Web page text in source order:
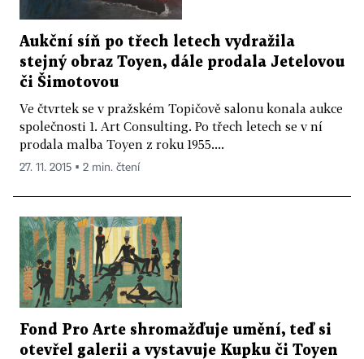
Aukční síň po třech letech vydražila
stejný obraz Toyen, dále prodala Jetelovou
či Šimotovou
Ve čtvrtek se v pražském Topičově salonu konala aukce
společnosti 1. Art Consulting. Po třech letech se v ní
prodala malba Toyen z roku 1955....
27. 11. 2015 ▪ 2 min. čtení
Fond Pro Arte shromažďuje umění, teď si
otevřel galerii a vystavuje Kupku či Toyen